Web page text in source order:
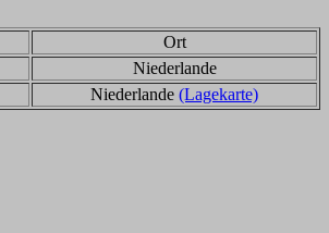
Ort
Niederlande
Niederlande (Lagekarte)